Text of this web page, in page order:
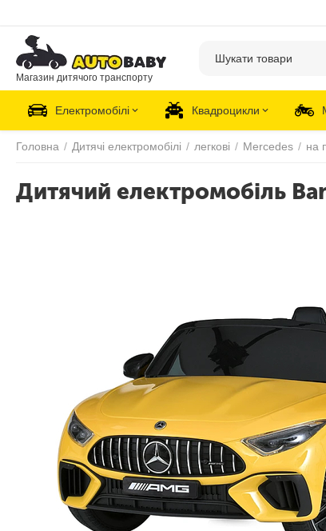
Магазин дитячого транспорту
Електромобілі Квадроцикли
Головна / Дитячі електромобілі / легкові / Mercedes / на
Дитячий електромобіль